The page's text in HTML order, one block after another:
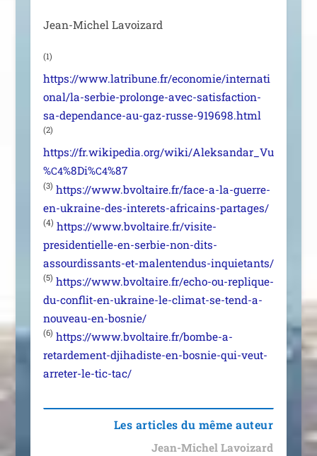
Jean-Michel Lavoizard
(1)
https://www.latribune.fr/economie/internati
onal/la-serbie-prolonge-avec-satisfaction-
sa-dependance-au-gaz-russe-919698.html
(2)
https://fr.wikipedia.org/wiki/Aleksandar_Vu
%C4%8Di%C4%87
(3) https://www.bvoltaire.fr/face-a-la-guerre-
en-ukraine-des-interets-africains-partages/
(4) https://www.bvoltaire.fr/visite-
presidentielle-en-serbie-non-dits-
assourdissants-et-malentendus-inquietants/
(5) https://www.bvoltaire.fr/echo-ou-replique-
du-conflit-en-ukraine-le-climat-se-tend-a-
nouveau-en-bosnie/
(6) https://www.bvoltaire.fr/bombe-a-
retardement-djihadiste-en-bosnie-qui-veut-
arreter-le-tic-tac/
Les articles du même auteur
Jean-Michel Lavoizard